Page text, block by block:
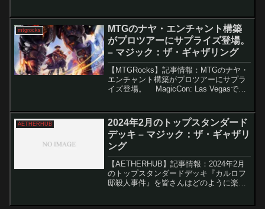
は多岐にわたり、プレイヤーがすべてを
把...
mtgrocks
MTGのナヤ・エンチャント構築
がプロツアーにサプライズ登場。
– マジック：ザ・ギャザリング
【MTGRocks】記事情報：MTGのナヤ・
エンチャント構築がプロツアーにサプラ
イズ登場。 MagicCon: Las Vegasで開
る中、...
AETHERHUB
2024年2月のトップスタンダード
デッキ – マジック：ザ・ギャザリ
ング
【AETHERHUB】記事情報：2024年2月
のトップスタンダードデッキ『カルロフ
邸殺人事件』を皆さんはどのように楽し